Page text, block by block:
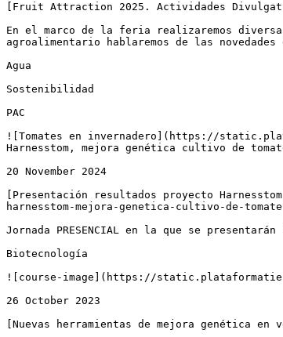
[Fruit Attraction 2025. Actividades
En el marco de la feria realizaremos
agroalimentario hablaremos de las
Agua
Sostenibilidad
PAC
![Tomates en invernadero](https://
Harnesstom, mejora genética cultivo de
20 November 2024
[Presentación resultados proyecto
harnesstom-mejora-genetica-cultivo-de-
Jornada PRESENCIAL en la que se
Biotecnología
![course-image](https://
26 October 2023
[Nuevas herramientas de mejora genética